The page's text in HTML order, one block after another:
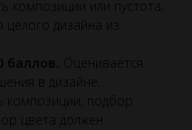
композиции или пустота,
дизайна из
баллов.
Оценивается
в дизайне.
композиции, подбор
цвета должен